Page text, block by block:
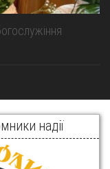
надії